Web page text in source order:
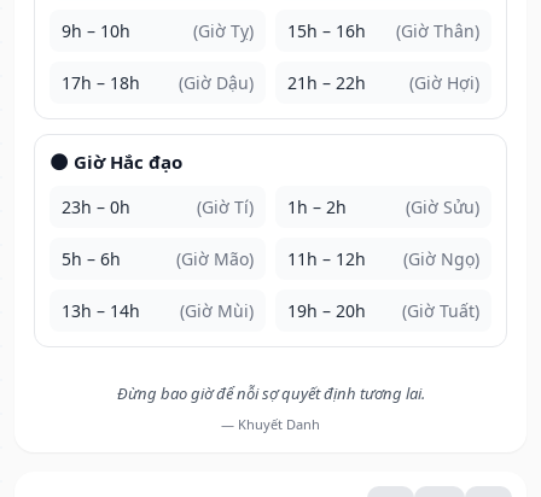
9h – 10h (Giờ Tỵ) 15h – 16h (Giờ Thân)
17h – 18h (Giờ Dậu) 21h – 22h (Giờ Hợi)
🌑 Giờ Hắc đạo
23h – 0h (Giờ Tí) 1h – 2h (Giờ Sửu)
5h – 6h (Giờ Mão) 11h – 12h (Giờ Ngọ)
13h – 14h (Giờ Mùi) 19h – 20h (Giờ Tuất)
Đừng bao giờ để nỗi sợ quyết định tương lai.
— Khuyết Danh